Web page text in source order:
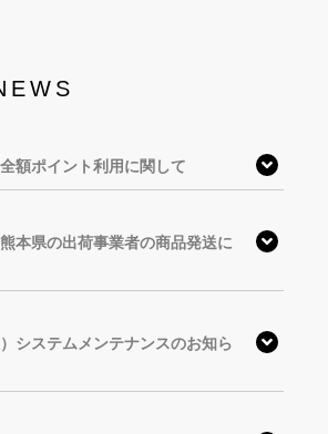
額ポイント利用に関して
本県の出荷事業者の商品発送に
システムメンテナンスのお知ら